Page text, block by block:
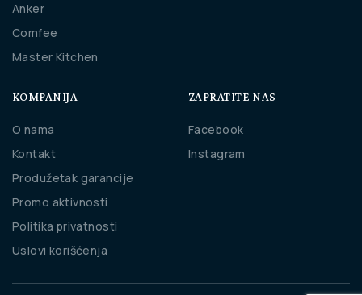
Anker
Comfee
Master Kitchen
KOMPANIJA
O nama
Kontakt
Produžetak garancije
Promo aktivnosti
Politika privatnosti
Uslovi korišćenja
ZAPRATITE NAS
Facebook
Instagram